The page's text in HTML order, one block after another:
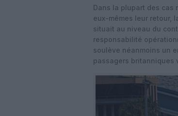
Dans la plupart des cas
eux-mêmes leur retour,
situait au niveau du
responsabilité
soulève néanmoins un
passagers britanniques